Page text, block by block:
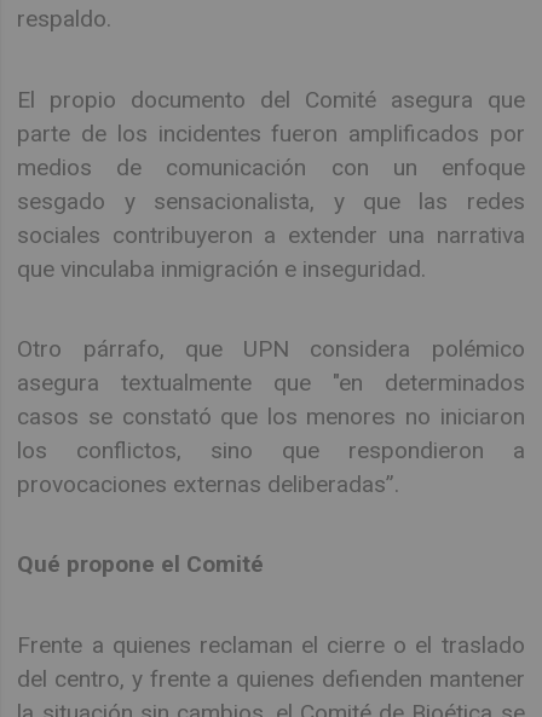
respaldo.
El propio documento del Comité asegura que
parte de los incidentes fueron amplificados por
medios de comunicación con un enfoque
sesgado y sensacionalista, y que las redes
sociales contribuyeron a extender una narrativa
que vinculaba inmigración e inseguridad.
Otro párrafo, que UPN considera polémico
asegura textualmente que "en determinados
casos se constató que los menores no iniciaron
los conflictos, sino que respondieron a
provocaciones externas deliberadas”.
Qué propone el Comité
Frente a quienes reclaman el cierre o el traslado
del centro, y frente a quienes defienden mantener